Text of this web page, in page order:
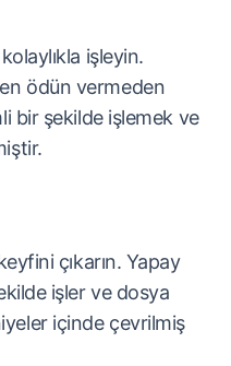
işleyin.
ödün vermeden
bir şekilde işlemek ve
çıkarın. Yapay
işler ve dosya
içinde çevrilmiş